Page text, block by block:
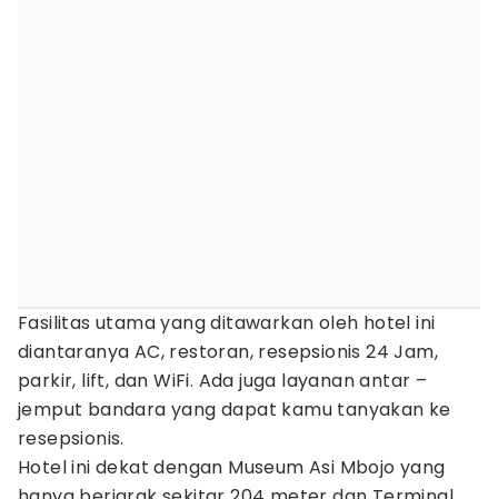
Fasilitas utama yang ditawarkan oleh hotel ini
diantaranya AC, restoran, resepsionis 24 Jam,
parkir, lift, dan WiFi. Ada juga layanan antar –
jemput bandara yang dapat kamu tanyakan ke
resepsionis.
Hotel ini dekat dengan Museum Asi Mbojo yang